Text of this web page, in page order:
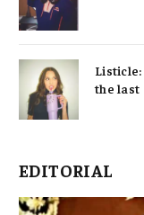
the last
EDITORIAL